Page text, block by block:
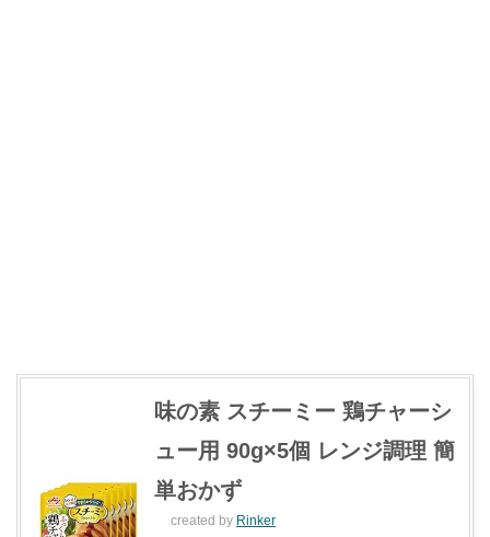
味の素 スチーミー 鶏チャーシ
ュー用 90g×5個 レンジ調理 簡
単おかず
created by Rinker